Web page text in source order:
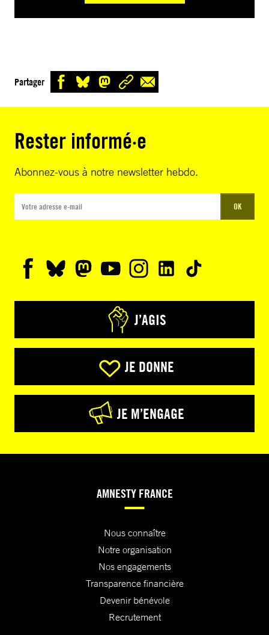
Partager
Rester informé·e
Abonnez-vous à notre newsletter hebdo.
OK
J’AGIS
JE DONNE
JE M’ENGAGE
AMNESTY FRANCE
Nous connaître
Notre organisation
Nos engagements
Transparence financière
Devenir bénévole
Recrutement